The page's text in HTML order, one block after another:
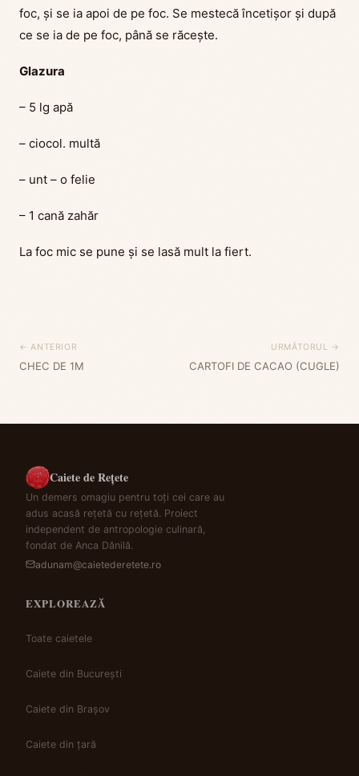
foc, și se ia apoi de pe foc. Se mestecă încetișor și după
ce se ia de pe foc, până se răcește.
Glazura
– 5 lg apă
– ciocol. multă
– unt – o felie
– 1 cană zahăr
La foc mic se pune și se lasă mult la fiert.
← ANTERIOR
CHEC DE 1M
URMĂTORUL →
CARTOFI DE CACAO (CUGLE)
Caiete de Rețete
Un demers omagiu pentru toți cei care au
adus acasă rețetă cu rețetă. Proiect
independent de antropologie culinară,
fondat de Anca Dănilă.
adunam@caietederetete.ro
EXPLOREAZĂ
Toate caietele
Caiete din București
Caiete din Brașov
Caiete din țară